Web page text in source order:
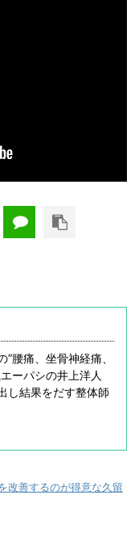
腰痛、坐骨神経痛、
ーパシの井上洋人
し結果をだす整体師
改善するのが得意な久留